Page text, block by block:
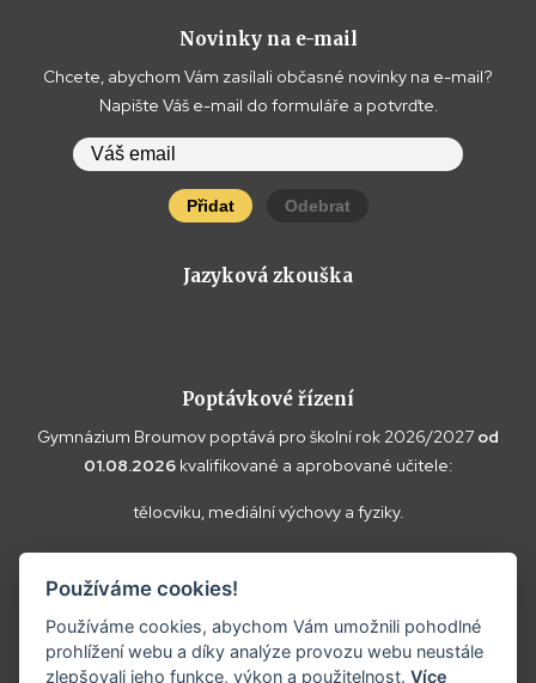
Novinky na e-mail
Chcete, abychom Vám zasílali občasné novinky na e-mail?
Napište Váš e-mail do formuláře a potvrďte.
Přidat Odebrat
Jazyková zkouška
Poptávkové řízení
Gymnázium Broumov poptává pro školní rok 2026/2027 od
01.08.2026 kvalifikované a aprobované učitele:
tělocviku, mediální výchovy a fyziky.
Vaše doplňující dotazy k poptávce a případné nabídky zasílejte
prosím nareditel@gybroumov.cz
Používáme cookies!
Používáme cookies, abychom Vám umožnili pohodlné
prohlížení webu a díky analýze provozu webu neustále
zlepšovali jeho funkce, výkon a použitelnost.Více